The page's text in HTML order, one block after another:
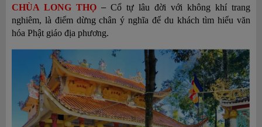
CHÙA LONG THỌ – Cổ tự lâu đời với không khí trang
nghiêm, là điểm dừng chân ý nghĩa để du khách tìm hiểu văn
hóa Phật giáo địa phương.